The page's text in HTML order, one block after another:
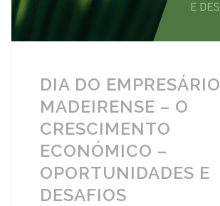
DIA DO EMPRESÁRIO
MADEIRENSE – O
CRESCIMENTO
ECONÓMICO –
OPORTUNIDADES E
DESAFIOS